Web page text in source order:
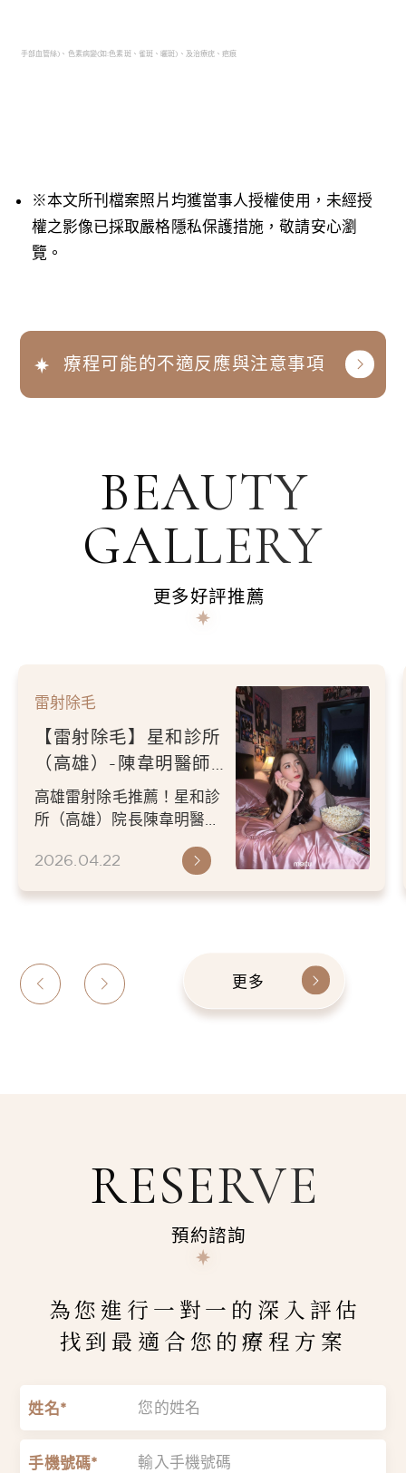
手部血管絲)、色素病變(如:色素斑、雀斑、曬斑)、及治療疣、疤痕
※本文所刊檔案照片均獲當事人授權使用，未經授
權之影像已採取嚴格隱私保護措施，敬請安心瀏
覽。
療程可能的不適反應與注意事項
BEAUTY
GALLERY
更多好評推薦
雷射除毛
【雷射除毛】星和診所
（高雄）-陳韋明醫師-
堅持是讓自己重捨自信
的原則-通靈少女-顏米
極度怕痛不敢嘗試雷射除
毛？高雄星和診所陳韋明醫
醫師手法超溫柔、醫護團隊
2026.04.22
更多
RESERVE
預約諮詢
為您進行一對一的深入評估
找到最適合您的療程方案
姓名*
手機號碼*